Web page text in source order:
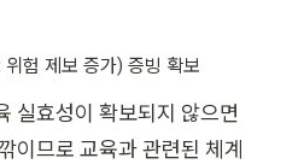
험 제보 증가) 증빙 확보
실효성이 확보되지 않으면
이므로 교육과 관련된 체계